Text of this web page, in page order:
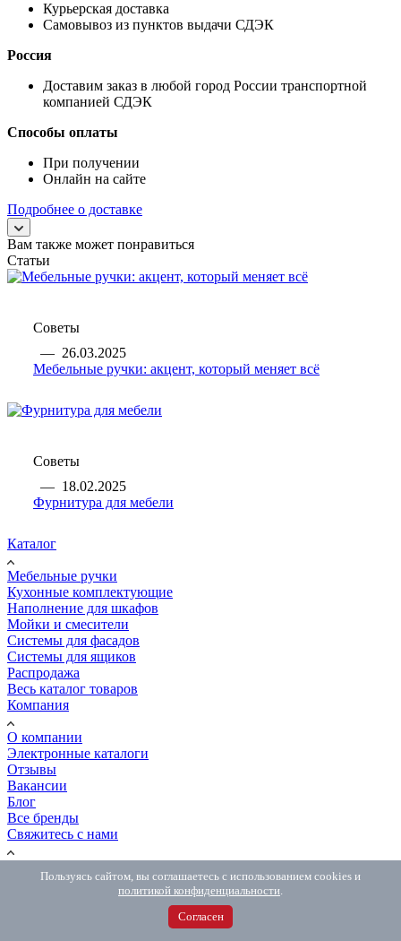
Курьерская доставка
Самовывоз из пунктов выдачи СДЭК
Россия
Доставим заказ в любой город России транспортной
компанией СДЭК
Способы оплаты
При получении
Онлайн на сайте
Подробнее о доставке
Вам также может понравиться
Статьи
Советы
— 26.03.2025
Мебельные ручки: акцент, который меняет всё
Советы
— 18.02.2025
Фурнитура для мебели
Каталог
Мебельные ручки
Кухонные комплектующие
Наполнение для шкафов
Мойки и смесители
Системы для фасадов
Системы для ящиков
Распродажа
Весь каталог товаров
Компания
О компании
Электронные каталоги
Отзывы
Вакансии
Блог
Все бренды
Свяжитесь с нами
Мебельщикам
Пользуясь сайтом, вы соглашаетесь с использованием cookies и
политикой конфиденциальности.
Согласен